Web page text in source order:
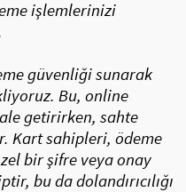
işlemlerinizi
güvenliği sunarak
Bu, online
getirirken, sahte
Kart sahipleri, ödeme
bir şifre veya onay
bu da dolandırıcılığı